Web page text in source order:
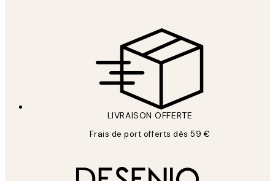
LIVRAISON OFFERTE
Frais de port offerts dès 59 €